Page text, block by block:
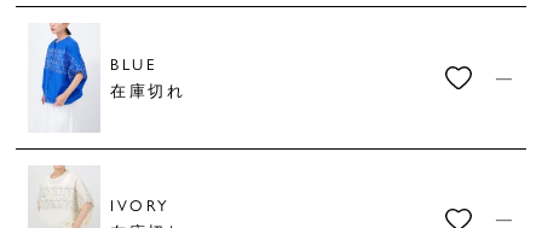
BLUE
在庫切れ
—
IVORY
—